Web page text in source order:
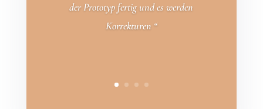
der Prototyp fertig und es werden
Korrekturen “